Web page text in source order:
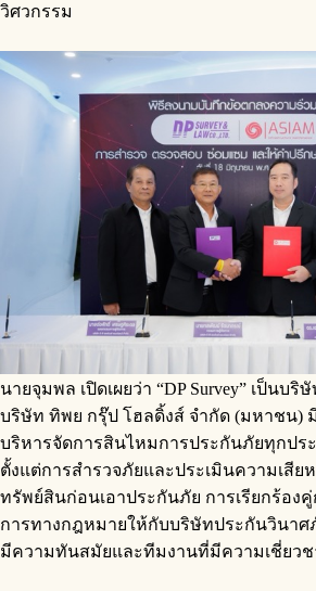
วิศวกรรม
นายจุมพล เปิดเผยว่า “DP Survey” เป็นบ
บริษัท ทิพย กรุ๊ป โฮลดิ้งส์ จำกัด (มหาชน)
บริหารจัดการสินไหมการประกันภัยทุกปร
ตั้งแต่การสำรวจภัยและประเมินความเสีย
ทรัพย์สินก่อนเอาประกันภัย การเรียกร้อง
การทางกฎหมายให้กับบริษัทประกันวินาศ
มีความทันสมัยและทีมงานที่มีความเชี่ยว